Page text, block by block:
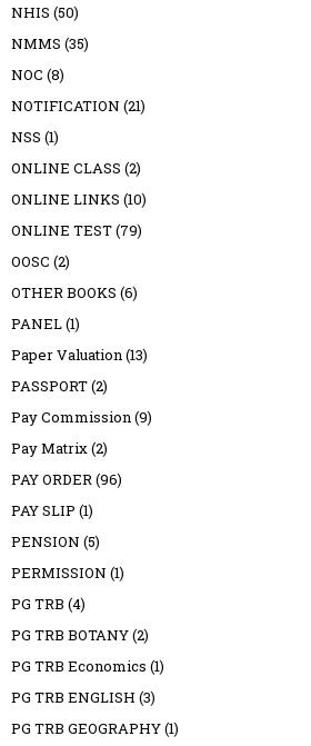
NHIS (50)
NMMS (35)
NOC (8)
NOTIFICATION (21)
NSS (1)
ONLINE CLASS (2)
ONLINE LINKS (10)
ONLINE TEST(79)
OOSC (2)
OTHER BOOKS (6)
PANEL(1)
Paper Valuation(13)
PASSPORT(2)
Pay Commission(9)
Pay Matrix(2)
PAY ORDER(96)
PAY SLIP (1)
PENSION (5)
PERMISSION (1)
PG TRB (4)
PG TRB BOTANY(2)
PG TRB Economics (1)
PG TRB ENGLISH (3)
PG TRB GEOGRAPHY(1)